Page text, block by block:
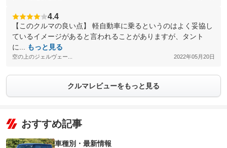
4.4
【このクルマの良い点】 軽自動車に乗るというのはよく妥協し
ているイメージがあると言われることがありますが、タント
に...
もっと見る
空の上のジェルヴェー... 2022年05月20日
クルマレビューをもっと見る
おすすめ記事
車種別・最新情報